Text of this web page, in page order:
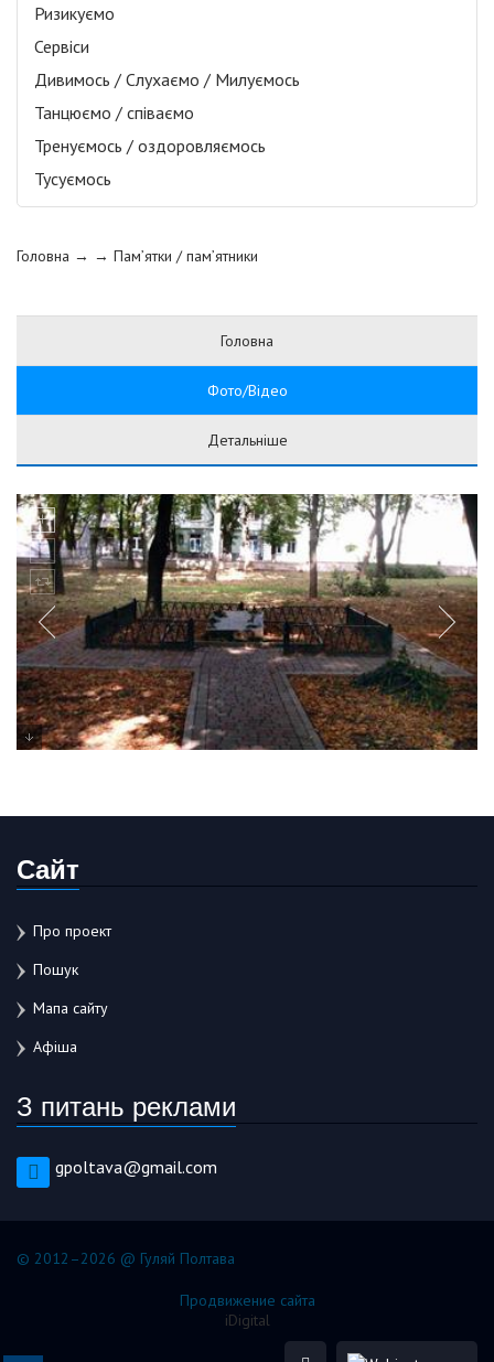
Ризикуємо
Сервіси
Дивимось / Слухаємо / Милуємось
Танцюємо / співаємо
Тренуємось / оздоровляємось
Тусуємось
Головна → → Пам’ятки / пам’ятники
Головна
Фото/Відео
Детальніше
Сайт
Про проект
Пошук
Мапа сайту
Афіша
З питань реклами
gpoltava@gmail.com
© 2012–2026 @ Гуляй Полтава
Продвижение сайта
iDigital